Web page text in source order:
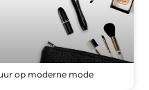
op moderne mode